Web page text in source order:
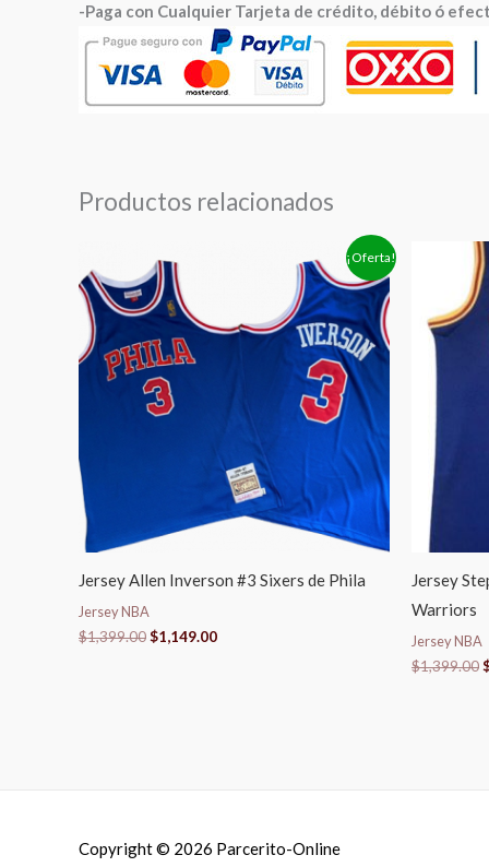
-Paga con Cualquier Tarjeta de crédito, débito ó
Productos relacionados
¡Oferta!
Jersey Allen Inverson #3 Sixers de Phila
Jersey NBA
$1,399.00
precio
original
era:
$1,399.00.
$1,149.00
$1,149.00.
Jersey
Warriors
Jersey NBA
$1,399.00
El
Copyright © 2026 Parcerito-Online